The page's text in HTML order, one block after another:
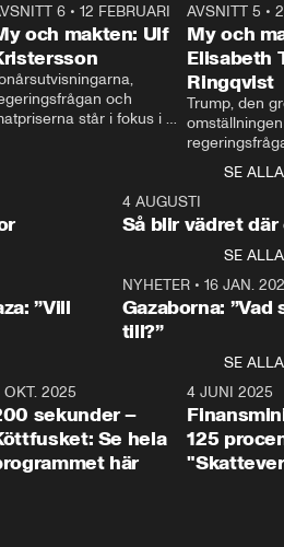
27:30
6 •12 FEBRUARI
och makten: Ulf
och
står i fokus i
ställer
Ulf Kristersson
AVSNITT 5 •
My och
Elisabeth
Ringqvist
Trump, den
centrum i
avsnittet av
Makten”. Se
Aftonbladets
Rohwedder
Thand Ring
SE ALLA
4 AUGUSTI
Så blir vädret där
SE ALLA
”Vill
NYHETER• 16 JAN.
Gazaborna:
till?”
SE ALLA
4:29
OKT. 2025
sekunder –
Se hela
här
4 JUNI 2025
125